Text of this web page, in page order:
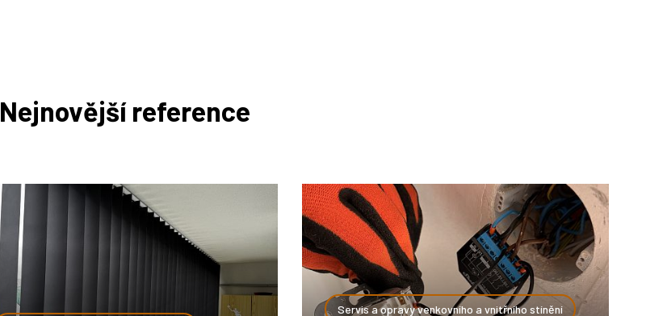
Nejnovější reference
Servis a opravy venkovního a vnitřního stínění